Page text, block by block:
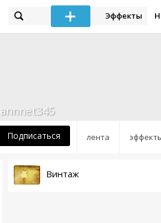
Эффекты
лента
annnet345
Подписаться
Винтаж